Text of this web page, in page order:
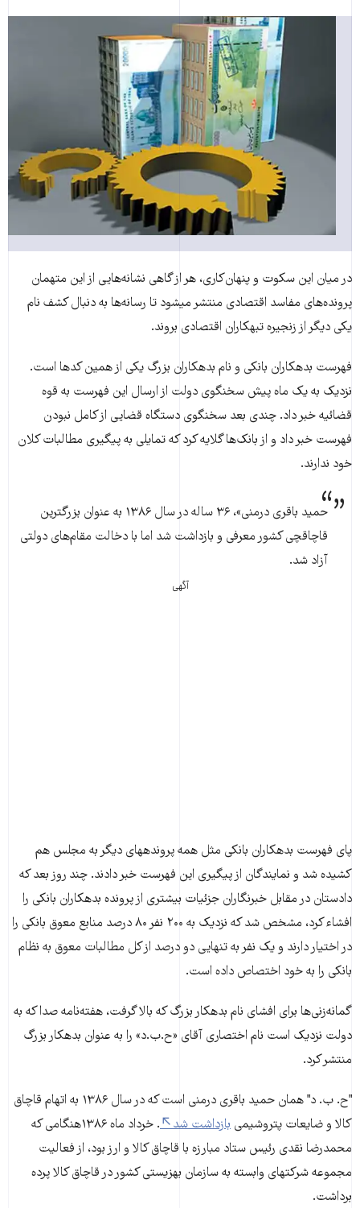
در میان این سکوت و پنهان‌کاری، هر از گاهی نشانه‌‏هایی از این متهمان
پرونده‌های مفاسد اقتصادی منتشر می‎شود تا رسانه‏‌ها به دنبال کشف نام
یکی دیگر از زنجیره تبهکاران اقتصادی بروند.
فهرست بدهکاران بانکی و نام بدهکاران بزرگ یکی از همین کدها است.
نزدیک به یک ماه پیش سخنگوی دولت از ارسال این فهرست به قوه
قضائیه خبر داد. چندی بعد سخنگوی دستگاه قضایی از کامل نبودن
فهرست خبر داد و از بانک‌‏ها گلایه کرد که تمایلی به پیگیری مطالبات کلان
خود ندارند.
حمید باقری درمنی»، ۳۶ ساله در سال ۱۳۸۶ به عنوان بزرگترین
قاچاقچی کشور معرفی و بازداشت شد اما با دخالت مقام‌های دولتی
آزاد شد.
آگهی
پای فهرست بدهکاران بانکی مثل همه پرونده‎های دیگر به مجلس هم
کشیده شد و نمایندگان از پیگیری این فهرست خبر دادند. چند روز بعد که
دادستان در مقابل خبرنگاران جزئیات بیشتری از پرونده بدهکاران بانکی را
افشاء کرد، مشخص شد که نزدیک به ۲۰۰ نفر ۸۰ درصد منابع معوق بانکی را
در اختیار دارند و یک نفر به تنهایی دو درصد از کل مطالبات معوق به نظام
بانکی را به خود اختصاص داده است.
گمانه‌‏زنی‌‏ها برای افشای نام بدهکار بزرگ که بالا گرفت، هفته‏‌نامه صدا که به
دولت نزدیک است نام اختصاری آقای «ح.ب.د» را به عنوان بدهکار بزرگ
منتشر کرد.
"ح. ب. د" همان حمید باقری درمنی است که در سال ۱۳۸۶ به اتهام قاچاق
کالا و ضایعات پتروشیمی بازداشت شد
. خرداد ماه ۱۳۸۶هنگامی که
محمدرضا نقدی رئیس ستاد مبارزه با قاچاق کالا و ارز بود، از فعالیت
مجموعه شرکت‎های وابسته به سازمان بهزیستی کشور در قاچاق کالا پرده
برداشت.